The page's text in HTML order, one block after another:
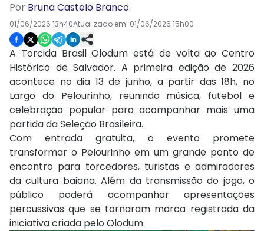
Por Bruna Castelo Branco.
01/06/2026 13h40Atualizado em: 01/06/2026 15h00
A Torcida Brasil Olodum está de volta ao Centro
Histórico de Salvador. A primeira edição de 2026
acontece no dia 13 de junho, a partir das 18h, no
Largo do Pelourinho, reunindo música, futebol e
celebração popular para acompanhar mais uma
partida da Seleção Brasileira.
Com entrada gratuita, o evento promete
transformar o Pelourinho em um grande ponto de
encontro para torcedores, turistas e admiradores
da cultura baiana. Além da transmissão do jogo, o
público poderá acompanhar apresentações
percussivas que se tornaram marca registrada da
iniciativa criada pelo Olodum.